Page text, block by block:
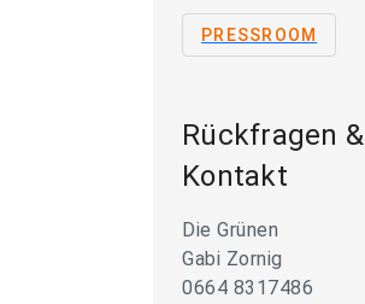
PRESSROOM
Rückfragen &
Kontakt
Die Grünen
Gabi Zornig
0664 8317486